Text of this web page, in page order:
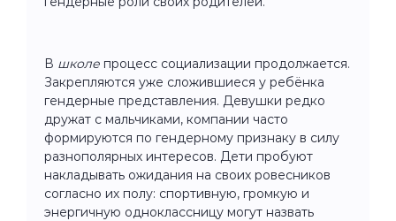
В школе процесс социализации продолжается.
Закрепляются уже сложившиеся у ребёнка
гендерные представления. Девушки редко
дружат с мальчиками, компании часто
формируются по гендерному признаку в силу
разнополярных интересов. Дети пробуют
накладывать ожидания на своих ровесников
согласно их полу: спортивную, громкую и
энергичную одноклассницу могут назвать